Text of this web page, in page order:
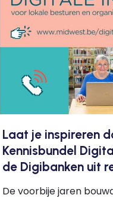
Laat je inspireren
Kennisbundel
de Digibanken uit
De voorbije jaren